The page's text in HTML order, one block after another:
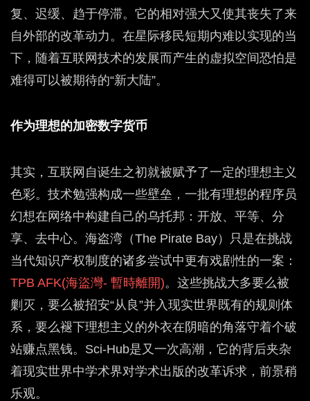
复、迟缓、趋于停滞。它的相对强大又使其丧失了来
自外部的改革动力。在星际移民短期内难以实现的当
下，随着互联网技术的发展而产生的虚拟空间恐怕是
难得可以被期待的“新大陆”。
作为理想的加密数字货币
其实，互联网自诞生之初就被赋予了一定的理想主义
色彩。技术勉强构成一些壁垒，一批有理想的程序员
幻想在网络中构建自己的乌托邦：开放、平等、分
享、去中心。海盗湾（The Pirate Bay）只是在挑战
当代知识产权制度的诸多尝试中更有戏剧性的一案：
TPB AFK(海盜灣- 暫時離開)。这些挑战大多要么被
剿灭，要么被招安“从良”并入现实世界既有的规则体
系，要么褪下理想主义的外衣在阴暗的角落守着个破
站赚点黑钱。Sci-Hub是又一次高潮，它的背后夹杂
着现实世界中学术界对学术出版的改革诉求，前景稍
乐观。